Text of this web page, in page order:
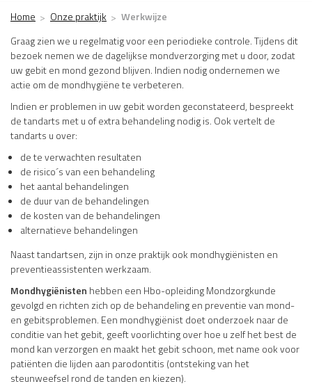
Home Onze praktijk
Werkwijze
Graag zien we u regelmatig voor een periodieke controle. Tijdens dit
bezoek nemen we de dagelijkse mondverzorging met u door, zodat
uw gebit en mond gezond blijven. Indien nodig ondernemen we
actie om de mondhygiëne te verbeteren.
Indien er problemen in uw gebit worden geconstateerd, bespreekt
de tandarts met u of extra behandeling nodig is. Ook vertelt de
tandarts u over:
de te verwachten resultaten
de risico´s van een behandeling
het aantal behandelingen
de duur van de behandelingen
de kosten van de behandelingen
alternatieve behandelingen
Naast tandartsen, zijn in onze praktijk ook mondhygiënisten en
preventieassistenten werkzaam.
Mondhygiënisten hebben een Hbo-opleiding Mondzorgkunde
gevolgd en richten zich op de behandeling en preventie van mond-
en gebitsproblemen. Een mondhygiënist doet onderzoek naar de
conditie van het gebit, geeft voorlichting over hoe u zelf het best de
mond kan verzorgen en maakt het gebit schoon, met name ook voor
patiënten die lijden aan parodontitis (ontsteking van het
steunweefsel rond de tanden en kiezen).